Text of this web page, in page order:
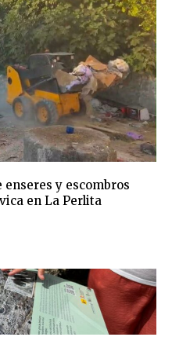
y escombros
en La Perlita